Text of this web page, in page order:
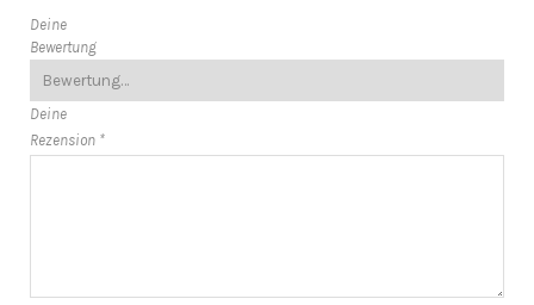
Deine
Bewertung
Deine
Rezension *